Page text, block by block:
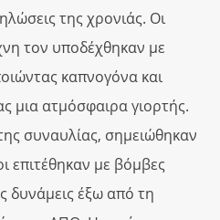
της χρονιάς. Οι
τον υποδέχθηκαν με
καπνογόνα και
μια ατμόσφαιρα γιορτής.
συναυλίας, σημειώθηκαν
επιτέθηκαν με βόμβες
δυνάμεις έξω από τη